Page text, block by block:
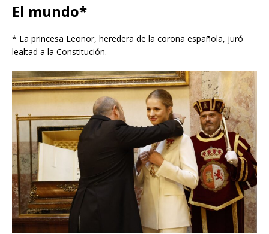
El mundo*
* La princesa Leonor, heredera de la corona española, juró
lealtad a la Constitución.